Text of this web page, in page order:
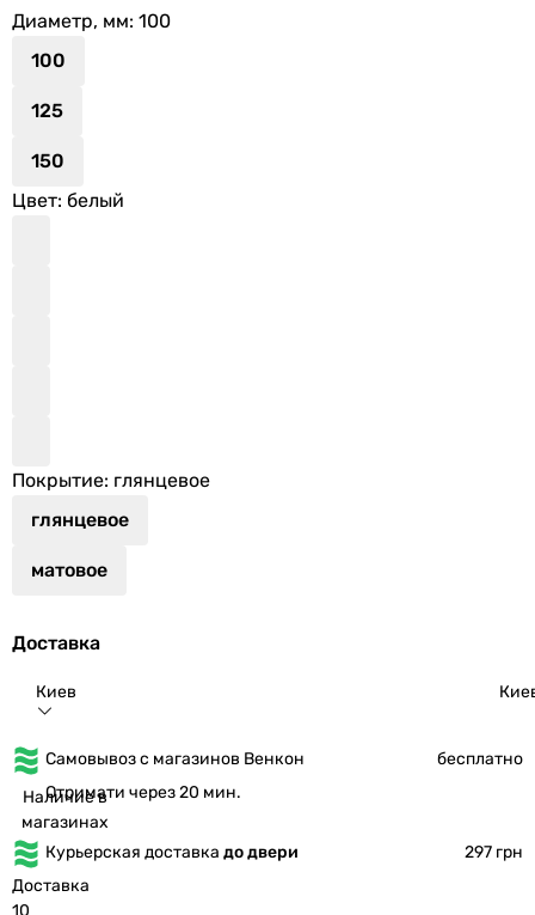
Диаметр, мм: 100
100
125
150
Цвет: белый
Покрытие: глянцевое
глянцевое
матовое
Доставка
Киев
Самовывоз с магазинов Венкон
бесплатно
Наличие в
магазинах
Отримати через 20 мин.
Курьерская доставка до двери
297 грн
Доставка
10